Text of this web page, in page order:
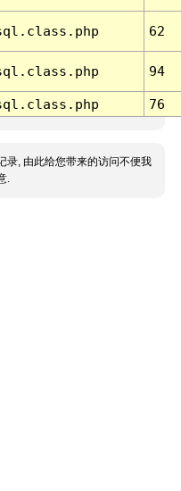
62
94
76
录, 由此给您带来的访问不便我
.